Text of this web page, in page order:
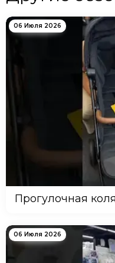
06 Июля 2026
Прогулочная
06 Июля 2026